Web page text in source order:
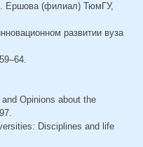
Ершова (филиал) ТюмГУ,
развитии вуза
Opinions about the
Disciplines and life